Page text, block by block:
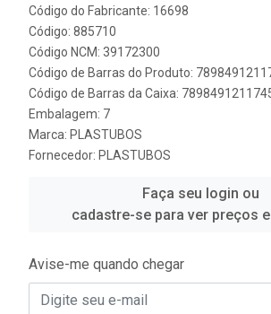
Código do Fabricante: 16698
Código: 885710
Código NCM: 39172300
Código de Barras do Produto:
Código de Barras da Caixa:
Embalagem: 7
Marca: PLASTUBOS
Fornecedor: PLASTUBOS
Faça seu login ou
cadastre-se para ver preços
Avise-me quando chegar